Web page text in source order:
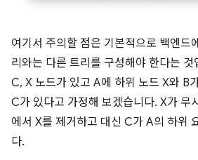
여기서 주의할 점은 기본적으로 백엔드
리와는 다른 트리를 구성해야 한다는
C, X 노드가 있고 A에 하위 노드 X와 B
C가 있다고 가정해 보겠습니다. X가 무
에서 X를 제거하고 대신 C가 A의 하위
다.